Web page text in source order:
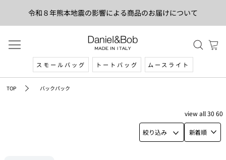
令和８年熊本地震の影響による商品のお届けについて
スモールバッグ トートバッグ ムースライト
TOP バックパック
絞り込み 新着順
viewall30 60